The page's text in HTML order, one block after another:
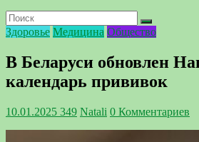
Здоровье Медицина Общество
В Беларуси обновлен
календарь прививок
10.01.2025 349 Natali 0 Комментариев